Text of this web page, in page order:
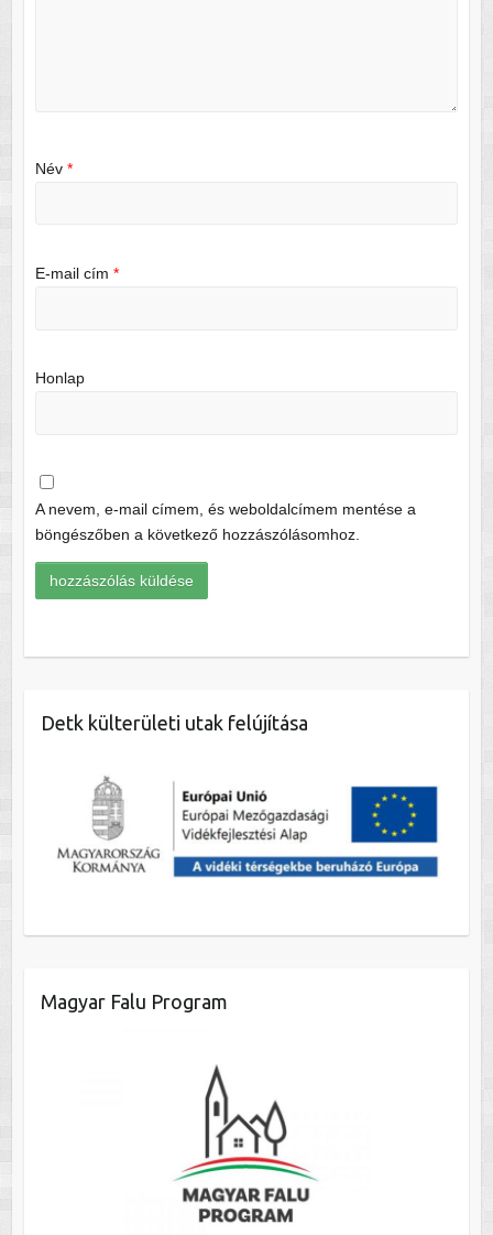
Név *
E-mail cím *
Honlap
A nevem, e-mail címem, és weboldalcímem mentése a
böngészőben a következő hozzászólásomhoz.
Detk külterületi utak felújítása
Magyar Falu Program